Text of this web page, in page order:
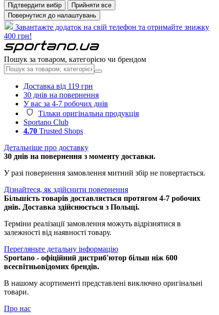
Підтвердити вибір
Прийняти все
Повернутися до налаштувань
Завантажте додаток на свій телефон та отримайте знижку
400 грн!
Пошук за товаром, категорією чи брендом
Доставка від 119 грн
30 днів на повернення
У вас за 4-7 робочих днів
Тільки оригінальна продукція
Sportano Club
4.70 Trusted Shops
Детальніше про доставку
30 днів на повернення з моменту доставки.
У разі повернення замовлення митний збір не повертається.
Дізнайтеся, як здійснити повернення
Більшість товарів доставляється протягом 4-7 робочих
днів. Доставка здійснюється з Польщі.
Терміни реалізації замовлення можуть відрізнятися в
залежності від наявності товару.
Перегляньте детальну інформацію
Sportano - офіційний дистриб'ютор більш ніж 600
всесвітньовідомих брендів.
В нашому асортименті представлені виключно оригінальні
товари.
Про нас